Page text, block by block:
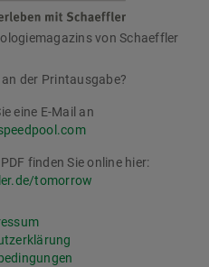
von Schaeffler
der Printausgabe?
eine E-Mail an
finden Sie online hier:
tomorrow